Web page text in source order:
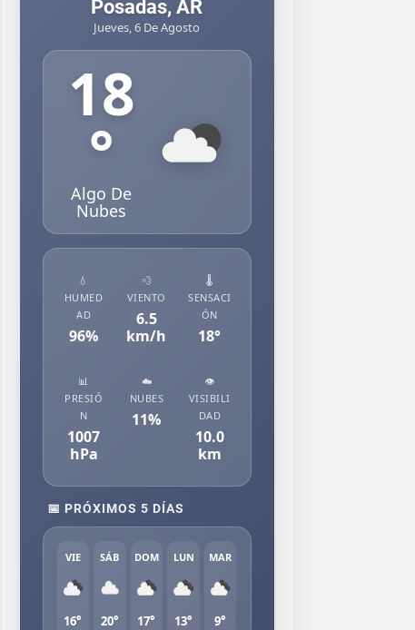
Posadas, AR
Jueves, 6 De Agosto
18
°
Algo De
Nubes
💧
HUMED
AD
96%
💨
VIENTO
6.5
km/h
🌡️
SENSACI
ÓN
18°
📊
PRESIÓ
N
1007
hPa
☁️
NUBES
11%
👁️
VISIBILI
DAD
10.0
km
📅 PRÓXIMOS 5 DÍAS
VIE
16°
SÁB
20°
DOM
17°
LUN
13°
MAR
9°